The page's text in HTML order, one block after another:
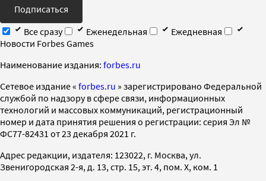
Подписаться
Все сразу
Еженедельная
Ежедневная
Новости Forbes Games
Наименование издания: forbes.ru
Cетевое издание « forbes.ru » зарегистрировано Федеральной
службой по надзору в сфере связи, информационных
технологий и массовых коммуникаций, регистрационный
номер и дата принятия решения о регистрации: серия Эл №
ФС77-82431 от 23 декабря 2021 г.
Адрес редакции, издателя: 123022, г. Москва, ул.
Звенигородская 2-я, д. 13, стр. 15, эт. 4, пом. X, ком. 1